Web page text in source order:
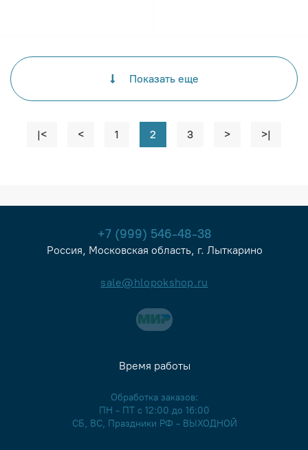
Показать еще
|< < 1 2 3 > >|
+7 (999) 546-48-38
Россия, Московская область, г. Лыткарино
sale@hlopokshop.ru
Время работы
Обработка заказов:
ПН - ПТ с 12:00 до 16:00
СБ, ВС, Праздники РФ - ВЫХОДНОЙ